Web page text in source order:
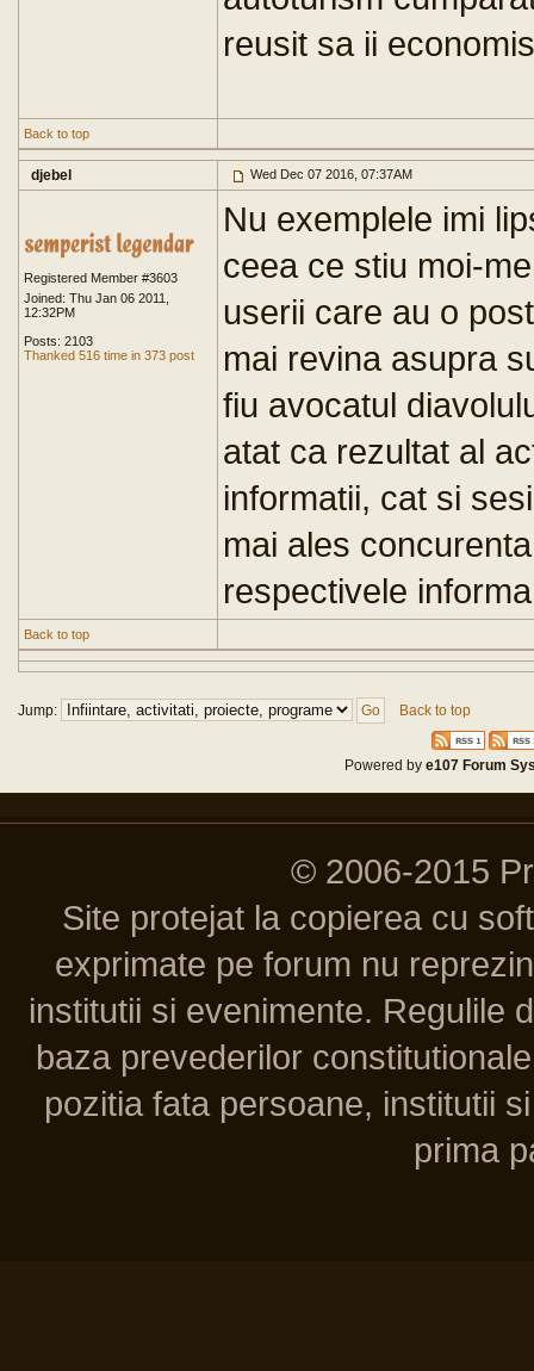
reusit sa ii
Back to top
djebel Wed Dec 07 2016, 07:37AM
Registered Member #3603
Joined: Thu Jan 06 2011,
12:32PM
Posts: 2103
Thanked 516 time in 373 post
Nu exemplele imi
ceea ce stiu moi-
userii care au o
mai revina asupra
fiu avocatul
atat ca rezultat al
informatii, cat si
mai ales
respectivele
Back to top
Jump: Back to top
Powered bye107 Forum
© 2006-2015
Site protejat la copierea cu
exprimate pe forum nu
institutii si evenimente. Regulile
baza prevederilor
pozitia fata persoane, institutii
prima